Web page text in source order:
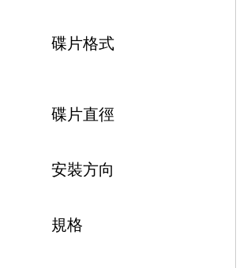
碟片格式
碟片直徑
安裝方向
規格